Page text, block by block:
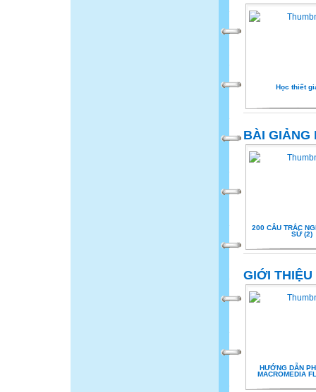
Học thiết
BÀI GIẢNG
200 CÂU TRẮC
SỬ (2)
GIỚI
HƯỚNG DẪN
MACROMEDIA